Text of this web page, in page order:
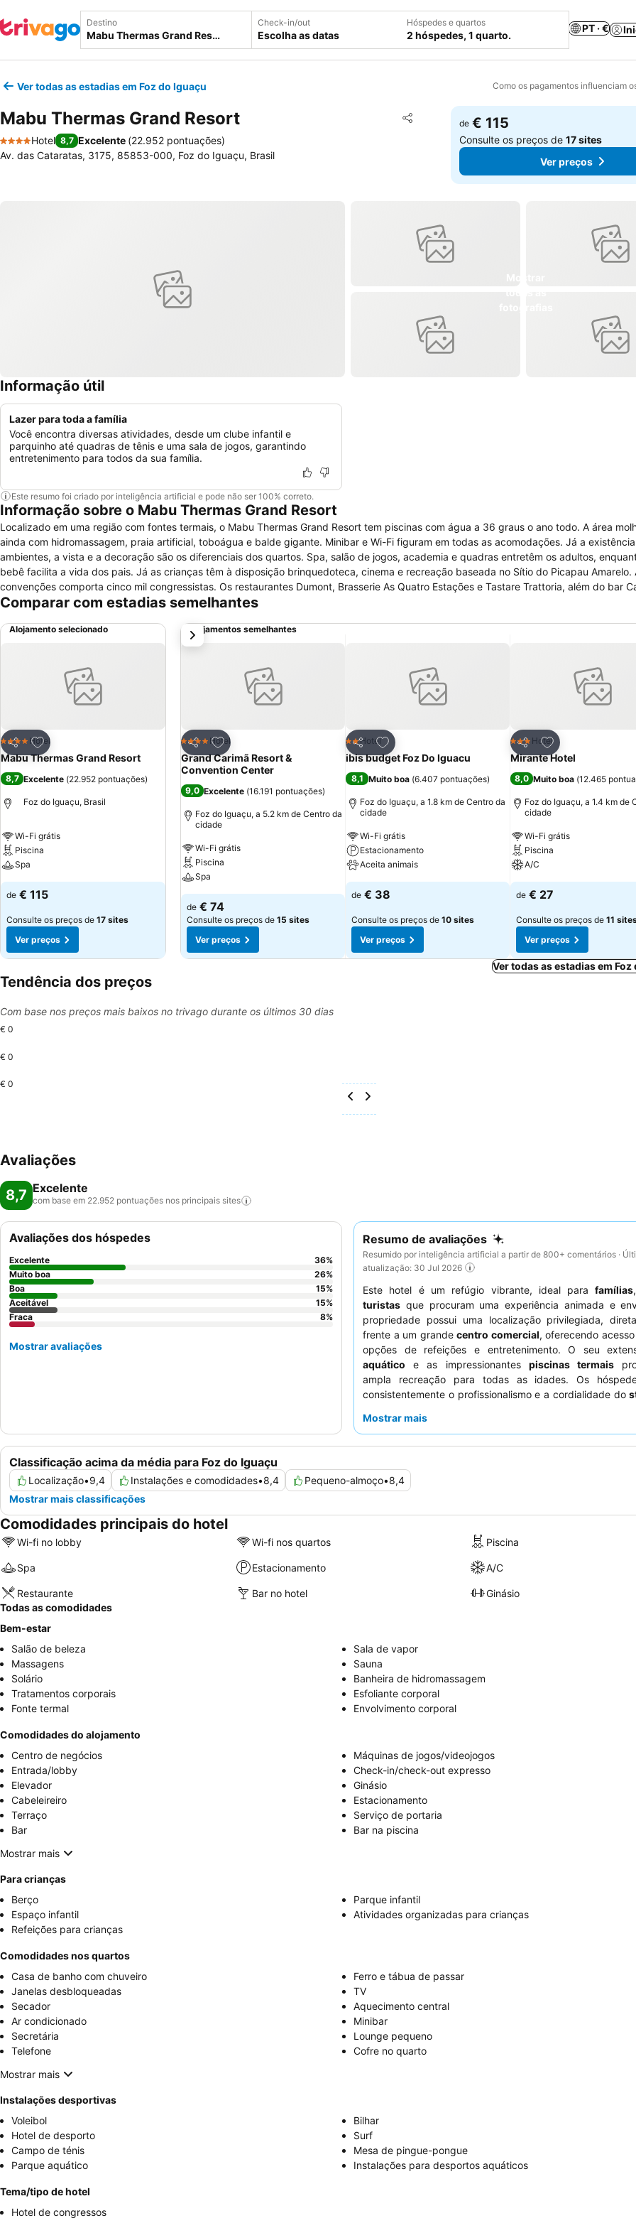
Destino Check-in/out
Escolha as datas
Hóspedes e quartos
2 hóspedes, 1 quarto.
PT · €
Ver todas as estadias em Foz do Iguaçu Como os pagamentos influenciam
Mabu Thermas Grand Resort Partilhar
Adicionar aos favoritos
4 Estrelas
Hotel 8,7 Excelente (22.952 pontuações)
Av. das Cataratas, 3175, 85853-000, Foz do Iguaçu, Brasil
de € 115
Consulte os preços de17 sites
Ver preços
Informação útil
Lazer para toda a família
Você encontra diversas atividades, desde um clube infantil e
parquinho até quadras de tênis e uma sala de jogos, garantindo
entretenimento para todos da sua família.
Este resumo foi criado por inteligência artificial e pode não ser 100% correto.
Informação sobre o Mabu Thermas Grand Resort
Localizado em uma região com fontes termais, o Mabu Thermas Grand Resort tem piscinas com água a 36 graus o ano todo. A área
ainda com hidromassagem, praia artificial, toboágua e balde gigante. Minibar e Wi-Fi figuram em todas as acomodações. Já a existência de dois
ambientes, a vista e a decoração são os diferenciais dos quartos. Spa, salão de jogos, academia e quadras entretêm os adultos, enquanto a copa do
bebê facilita a vida dos pais. Já as crianças têm à disposição brinquedoteca, cinema e recreação baseada no Sítio do Picapau Amarelo.
convenções comporta cinco mil congressistas. Os restaurantes Dumont, Brasserie As Quatro Estações e Tastare Trattoria, além do bar Carmen
Miranda, compõem a oferta gastronômica. Há, entre outras coisas, serviço à la carte e cozinha aberta para o acompanhamento do
Iguaçu leva-se dez.
Comparar com estadias semelhantes
Alojamento selecionado
Partilhar
Adicionar aos favoritos
4 EstrelasHotel
Mabu Thermas Grand Resort
8,7 Excelente (22.952 pontuações)
Foz do Iguaçu, Brasil
Wi-Fi grátis
Piscina
Spa
de € 115
Consulte os preços de 17 sites
Ver preços
Alojamentos semelhantes
Partilhar
Adicionar aos favoritos
4 EstrelasHotel
Grand Carimã Resort &
Convention Center
9,0 Excelente (16.191 pontuações)
Foz do Iguaçu, a 5.2 km de Centro da
cidade
Wi-Fi grátis
Piscina
Spa
de € 74
Consulte os preços de 15 sites
Ver preços
Partilhar
Adicionar aos favoritos
2 Estrelas
Hotel
ibis budget Foz Do Iguacu
8,1 Muito boa (6.407 pontuações)
Foz do Iguaçu, a 1.8 km de Centro da
cidade
Wi-Fi grátis
Estacionamento
Aceita animais
de € 38
Consulte os preços de 10 sites
Ver preços
Partilhar
Adicionar aos
3 Estrelas
Hotel
Mirante Hotel
8,0 Muito boa (12.465
Foz do Iguaçu, a 1.4 km de
cidade
Wi-Fi grátis
Piscina
A/C
de € 27
Consulte os preços de 11
Ver preços
próximo
Ver todas as estadias em Foz
Tendência dos preços
Com base nos preços mais baixos no trivago durante os últimos 30 dias
€ 0
€ 0
€ 0
Avaliações
8,7 Excelente
com base em 22.952 pontuações nos principais sites
Resumo de avaliações
Resumido por inteligência artificial a partir de 800+ comentários ·
atualização: 30 Jul 2026
Este hotel é um refúgio vibrante, ideal parafamílias
turistas que procuram uma experiência animada e
propriedade possui uma localização privilegiada,
frente a um grandecentro comercial, oferecendo
opções de refeições e entretenimento. O seu
aquático e as impressionantes piscinas termais
ampla recreação para todas as idades. Os
consistentemente o profissionalismo e a cordialidade do
variedade e qualidade. Para uma experiência mais serena,
Mostrar mais
Classificação acima da média para Foz do Iguaçu
Localização•9,4 Instalações e comodidades•8,4 Pequeno-almoço•8,4
Mostrar mais classificações
Avaliações dos hóspedes
Excelente 36%
Muito boa
26%
Boa
15%
Aceitável
15%
Fraca
8%
Mostrar avaliações
Comodidades principais do hotel
Wi-fi no lobby Wi-fi nos quartos Piscina
Spa Estacionamento A/C
Restaurante Bar no hotel
Ginásio
Todas as comodidades
Bem-estar
Salão de beleza
Sala de vapor
Massagens
Sauna
Solário
Banheira de hidromassagem
Tratamentos corporais
Esfoliante corporal
Fonte termal
Envolvimento corporal
Comodidades do alojamento
Centro de negócios
Máquinas de jogos/videojogos
Entrada/lobby
Check-in/check-out expresso
Elevador
Ginásio
Cabeleireiro
Estacionamento
Terraço
Serviço de portaria
Bar
Bar na piscina
Mostrar mais
Para crianças
Berço
Parque infantil
Espaço infantil
Atividades organizadas para crianças
Refeições para crianças
Comodidades nos quartos
Casa de banho com chuveiro
Ferro e tábua de passar
Janelas desbloqueadas
TV
Secador
Aquecimento central
Ar condicionado
Minibar
Secretária
Lounge pequeno
Telefone
Cofre no quarto
Mostrar mais
Instalações desportivas
Voleibol
Bilhar
Hotel de desporto
Surf
Campo de ténis
Mesa de pingue-pongue
Parque aquático
Instalações para desportos aquáticos
Tema/tipo de hotel
Hotel de congressos